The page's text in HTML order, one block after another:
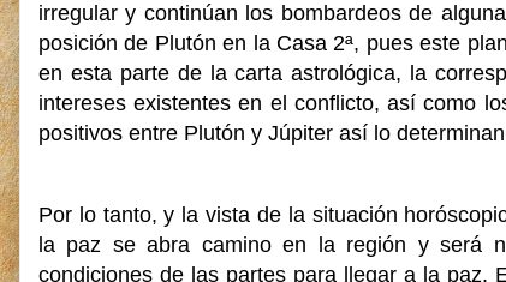
irregular y continúan los bombardeos de
posición de Plutón en la Casa 2ª, pues este
en esta parte de la carta astrológica, la
intereses existentes en el conflicto, así como
positivos entre Plutón y Júpiter así lo
Por lo tanto, y la vista de la situación
la paz se abra camino en la región y será
condiciones de las partes para llegar a la paz.